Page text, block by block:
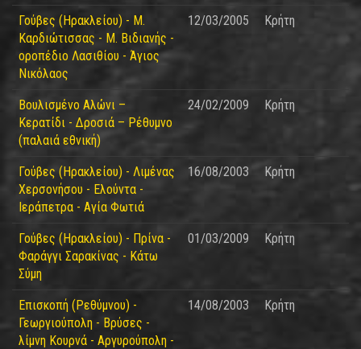
Γούβες (Ηρακλείου) - Μ.
Καρδιώτισσας - Μ. Βιδιανής -
οροπέδιο Λασιθίου - Άγιος
Νικόλαος
12/03/2005 Κρήτη
Βουλισμένο Αλώνι –
Κερατίδι - Δροσιά – Ρέθυμνο
(παλαιά εθνική)
24/02/2009 Κρήτη
Γούβες (Ηρακλείου) - Λιμένας
Χερσονήσου - Ελούντα -
Ιεράπετρα - Αγία Φωτιά
16/08/2003 Κρήτη
Γούβες (Ηρακλείου) - Πρίνα -
Φαράγγι Σαρακίνας - Κάτω
Σύμη
01/03/2009 Κρήτη
Επισκοπή (Ρεθύμνου) -
Γεωργιούπολη - Βρύσες -
λίμνη Κουρνά - Αργυρούπολη -
14/08/2003 Κρήτη